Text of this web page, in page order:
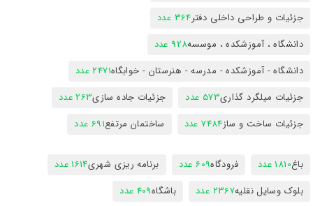
جزئیات و طراحی داخلی دفتر364 عدد
دانشگاه ، آموزشکده ، موسسه928 عدد
دانشگاه - آموزشکده - مدرسه - هنرستان - خوابگاه2471 عدد
جزئیات میلگرد گذاری573 عدد جزئیات جاده سازی263 عدد
جزئیات ساخت و ساز7484 عدد ساختمان مرتفع691 عدد
باغ1810 عدد فرودگاه609 عدد برنامه ریزی شهری1614 عدد
بلوک وسایل نقلیه2367 عدد باشگاه409 عدد